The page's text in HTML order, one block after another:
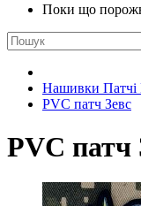
Поки що
Нашивки Патчі
PVC патч Зевс
PVC патч